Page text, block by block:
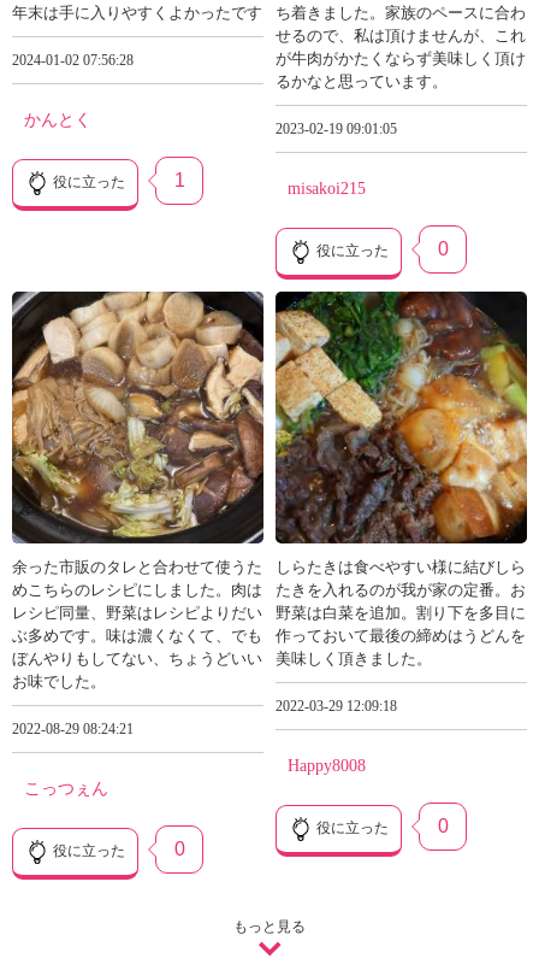
年末は手に入りやすくよかったです
2024-01-02 07:56:28
かんとく
役に立った 1
ち着きました。家族のペースに合わ
せるので、私は頂けませんが、これ
が牛肉がかたくならず美味しく頂け
るかなと思っています。
2023-02-19 09:01:05
misakoi215
役に立った 0
余った市販のタレと合わせて使うた
めこちらのレシピにしました。肉は
レシピ同量、野菜はレシピよりだい
ぶ多めです。味は濃くなくて、でも
ぼんやりもしてない、ちょうどいい
お味でした。
2022-08-29 08:24:21
こっつぇん
役に立った 0
しらたきは食べやすい様に結びしら
たきを入れるのが我が家の定番。お
野菜は白菜を追加。割り下を多目に
作っておいて最後の締めはうどんを
美味しく頂きました。
2022-03-29 12:09:18
Happy8008
役に立った 0
もっと見る